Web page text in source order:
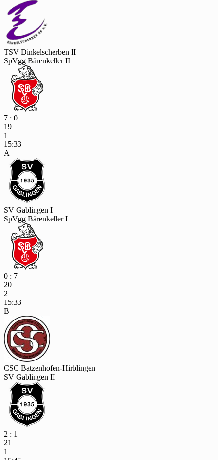
TSV Dinkelscherben II
SpVgg Bärenkeller II
7 : 0
19
1
15:33
A
SV Gablingen I
SpVgg Bärenkeller I
0 : 7
20
2
15:33
B
CSC Batzenhofen-Hirblingen
SV Gablingen II
2 : 1
21
1